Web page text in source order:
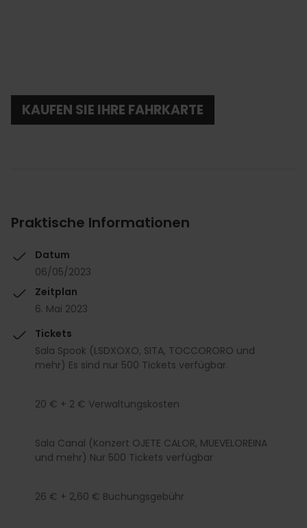
KAUFEN SIE IHRE FAHRKARTE
Praktische Informationen
Datum
06/05/2023
Zeitplan
6. Mai 2023
Tickets
Sala Spook (LSDXOXO, SITA, TOCCORORO und
mehr) Es sind nur 500 Tickets verfügbar.
20 € + 2 € Verwaltungskosten
Sala Canal (Konzert OJETE CALOR, MUEVELOREINA
und mehr) Nur 500 Tickets verfügbar
26 € + 2,60 € Buchungsgebühr